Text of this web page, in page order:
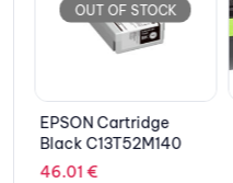
OUT OF STOCK
EPSON Cartridge
Black C13T52M140
46.01€